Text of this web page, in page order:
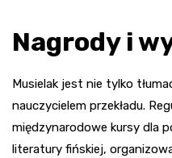
Nagrody i
Musielak jest nie tylko
nauczycielem przekładu.
międzynarodowe kursy dla
literatury fińskiej,